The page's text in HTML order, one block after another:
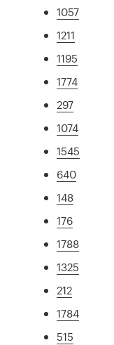
1057
1211
1195
1774
297
1074
1545
640
148
176
1788
1325
212
1784
515